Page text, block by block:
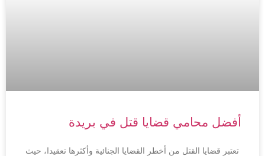
أفضل محامي قضايا قتل في بريدة
تعتبر قضايا القتل من أخطر القضايا الجنائية وأكثرها تعقيدا، حيث